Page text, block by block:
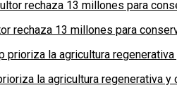
rechaza 13 millones para
la agricultura regenerativa